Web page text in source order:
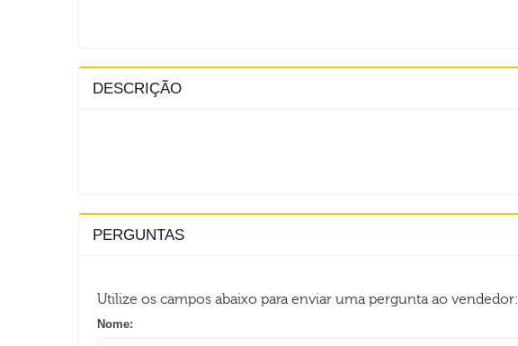
DESCRIÇÃO
PERGUNTAS
Utilize os campos abaixo para enviar uma pergunta ao vendedor:
Nome: